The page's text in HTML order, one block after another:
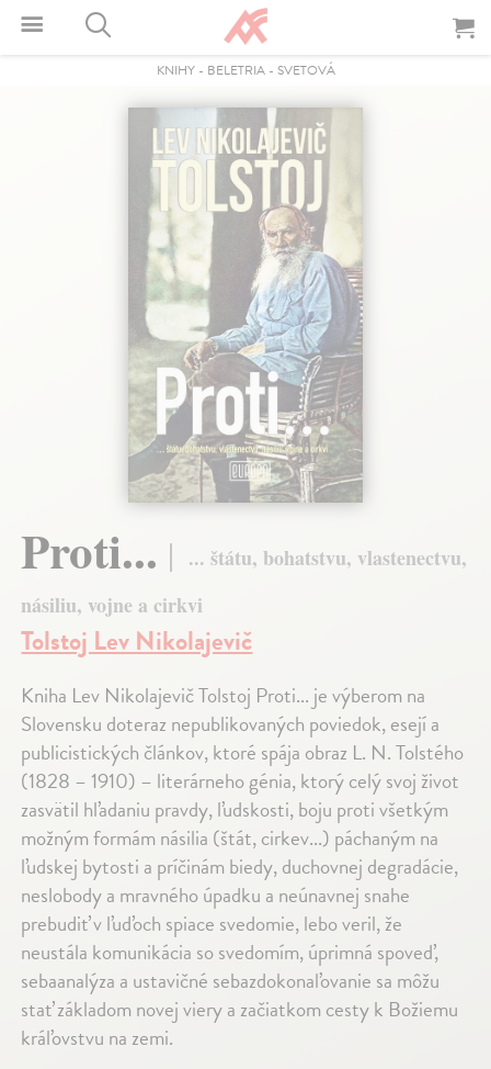
KNIHY- BELETRIA- SVETOVÁ
Proti...
... štátu, bohatstvu, vlastenectvu,
násiliu, vojne a cirkvi
Tolstoj Lev Nikolajevič
Kniha Lev Nikolajevič Tolstoj Proti... je výberom na
Slovensku doteraz nepublikovaných poviedok, esejí a
publicistických článkov, ktoré spája obraz L. N. Tolstého
(1828 – 1910) – literárneho génia, ktorý celý svoj život
zasvätil hľadaniu pravdy, ľudskosti, boju proti všetkým
možným formám násilia (štát, cirkev...) páchaným na
ľudskej bytosti a príčinám biedy, duchovnej degradácie,
neslobody a mravného úpadku a neúnavnej snahe
prebudiť v ľuďoch spiace svedomie, lebo veril, že
neustála komunikácia so svedomím, úprimná spoveď,
sebaanalýza a ustavičné sebazdokonaľovanie sa môžu
stať základom novej viery a začiatkom cesty k Božiemu
kráľovstvu na zemi.